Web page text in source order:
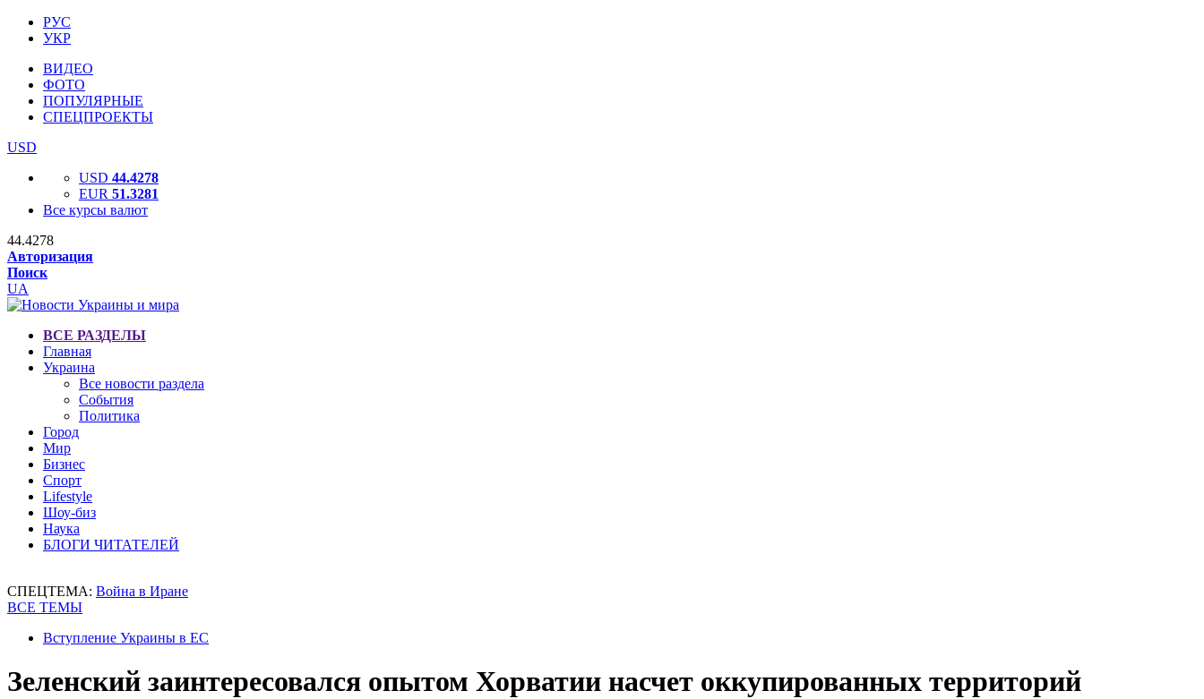
РУС
УКР
ВИДЕО
ФОТО
ПОПУЛЯРНЫЕ
СПЕЦПРОЕКТЫ
USD
USD 44.4278
EUR 51.3281
Все курсы валют
44.4278
Авторизация
Поиск
UA
ВСЕ РАЗДЕЛЫ
Главная
Украина
Все новости раздела
События
Политика
Город
Мир
Бизнес
Спорт
Lifestyle
Шоу-биз
Наука
БЛОГИ ЧИТАТЕЛЕЙ
СПЕЦТЕМА: Война в Иране
ВСЕ ТЕМЫ
Вступление Украины в ЕС
Зеленский заинтересовался опытом Хорватии насчет оккупированных территорий